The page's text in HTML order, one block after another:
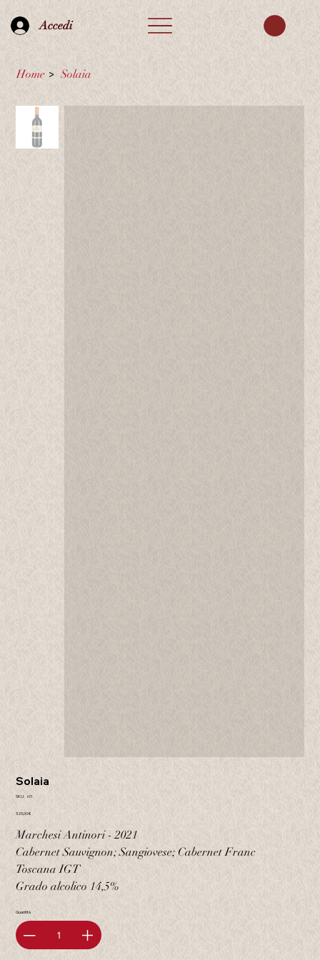
Accedi
Home > Solaia
Solaia
SKU: SKU
r01
Prezzo
320,00 €
Marchesi Antinori - 2021
Cabernet Sauvignon; Sangiovese; Cabernet Franc
Toscana IGT
Grado alcolico 14,5%
Quantità